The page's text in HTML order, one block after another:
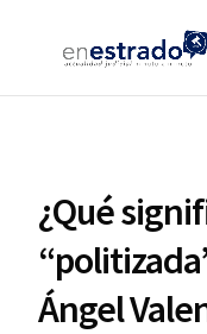
¿Qué
Ángel